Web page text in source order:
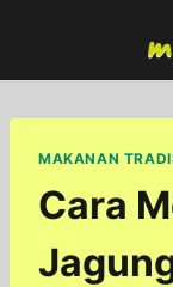
content
MAKANAN
Cara